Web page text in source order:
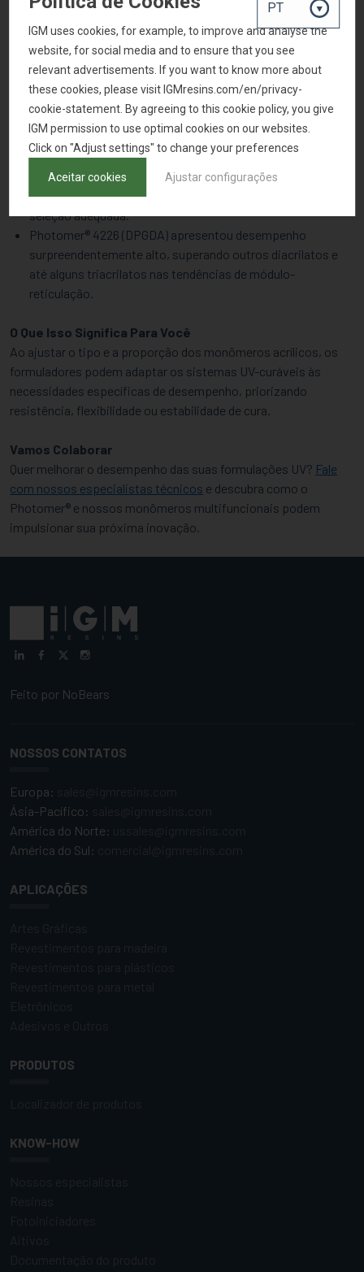
Photomer® 6648 oferece excelente compatibilidade,
flexibilidade e baixa viscosidade. É uma base versátil para
diversas formulações.
Monômeros tri- e tetrafuncionais aumentam a rigidez
(módulo) e reduzem a elongação, revelando um claro
compromisso de desempenho.
O comportamento de encolhimento correlaciona-se com a
estrutura do monômero, reforçando a importância da
seleção adequada.
Photomer® 4226 (DPGDA) apresentou desempenho
surpreendentemente alto, superando outros diacrilatos e
até alguns triacrilatos nas tendências de módulo-
reticulação.
O Que Isso Significa Para Você
Ao ajustar o tipo e a proporção dos monômeros acrílicos, os
formuladores podem adaptar os sistemas UV-curáveis às
necessidades específicas de desempenho, priorizando
resistência, flexibilidade ou estabilidade de cura.
Vamos Colaborar
Quer melhorar o desempenho das suas formulações UV? Fale
com nossos especialistas técnicos e descubra como o
Photomer® e nossos monômeros multifuncionais podem
impulsionar sua próxima inovação.
Feito por NoBears
NOSSOS CONTATOS
Europa:
Ásia-Pacífico:
América do Norte:
América do Sul:
APLICAÇÕES
PRODUTOS
KNOW-HOW
IGM uses cookies, for example, to improve and analyse the
website, for social media and to ensure that you see
relevant advertisements. If you want to know more about
these cookies, please visit IGMresins.com/en/privacy-
cookie-statement. By agreeing to this cookie policy, you give
IGM permission to use optimal cookies on our websites.
Click on "Adjust settings" to change your preferences
Aceitar cookies Ajustar configurações